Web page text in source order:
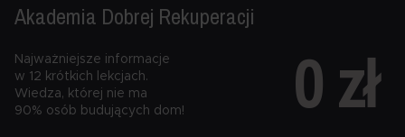
Akademia Dobrej Rekuperacji
Najważniejsze informacje
w 12 krótkich lekcjach.
Wiedza, której nie ma
90% osób budujących dom!
0 zł